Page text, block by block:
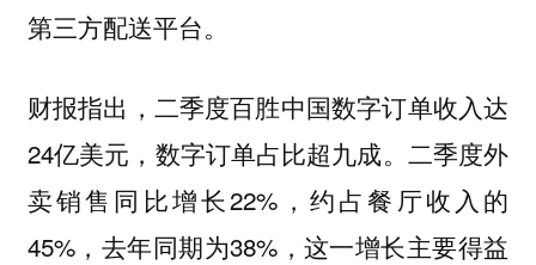
第三方配送平台。
财报指出，二季度百胜中国数字订单收入达
24亿美元，数字订单占比超九成。二季度外
卖销售同比增长22%，约占餐厅收入的
45%，去年同期为38%，这一增长主要得益